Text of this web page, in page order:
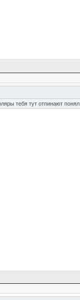
тебя тут отпинают понял